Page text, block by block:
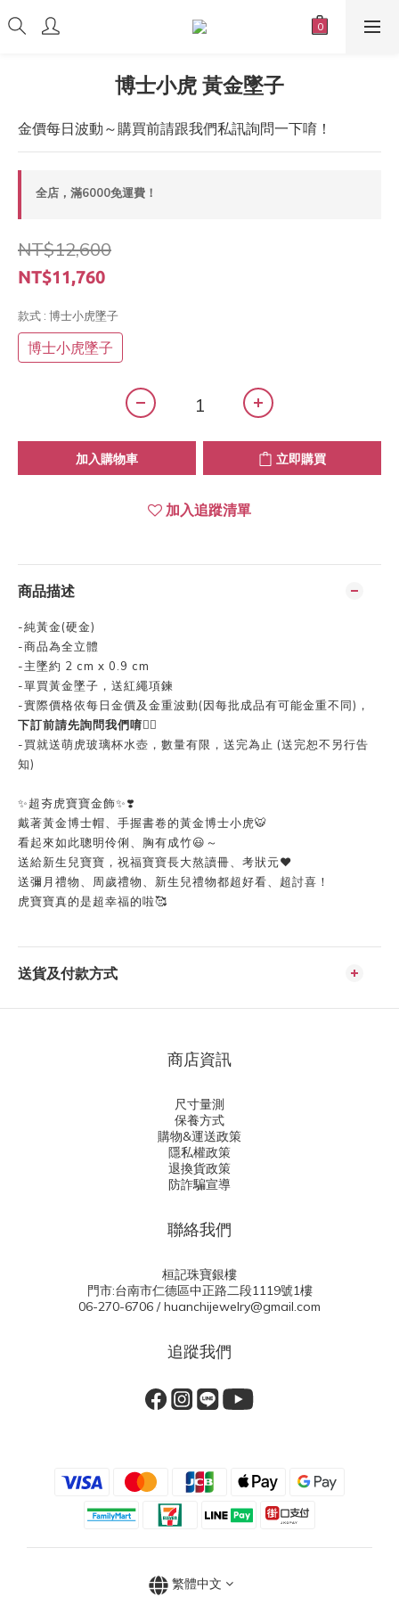
博士小虎 黃金墜子
金價每日波動～購買前請跟我們私訊詢問一下唷！
全店，滿6000免運費！
NT$12,600
NT$11,760
款式 : 博士小虎墜子
博士小虎墜子
加入購物車 立即購買
加入追蹤清單
商品描述
-純黃金(硬金)
-商品為全立體
-主墜約 2 cm x 0.9 cm
-單買黃金墜子，送紅繩項鍊
-實際價格依每日金價及金重波動(因每批成品有可能金重不同)，
下訂前請先詢問我們唷👍🏻
-買就送萌虎玻璃杯水壺，數量有限，送完為止 (送完恕不另行告
知)
✨超夯虎寶寶金飾✨❣️
戴著黃金博士帽、手握書卷的黃金博士小虎🐯
看起來如此聰明伶俐、胸有成竹😃～
送給新生兒寶寶，祝福寶寶長大熬讀冊、考狀元❤️
送彌月禮物、周歲禮物、新生兒禮物都超好看、超討喜！
虎寶寶真的是超幸福的啦🥰
送貨及付款方式
商店資訊
尺寸量測
保養方式
購物&運送政策
隱私權政策
退換貨政策
防詐騙宣導
聯絡我們
桓記珠寶銀樓
門市:台南市仁德區中正路二段1119號1樓
06-270-6706 / huanchijewelry@gmail.com
追蹤我們
繁體中文